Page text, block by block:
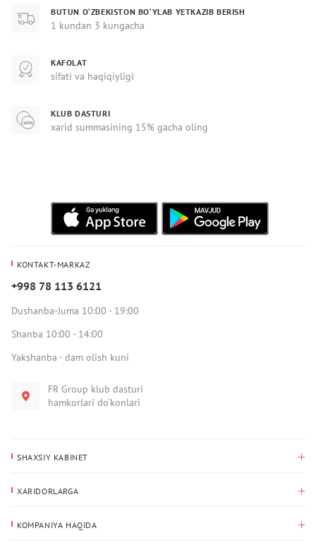
BUTUN O‘ZBEKISTON BO‘YLAB YETKAZIB BERISH
1 kundan 3 kungacha
KAFOLAT
sifati va haqiqiyligi
KLUB DASTURI
xarid summasining 15% gacha oling
KONTAKT-MARKAZ
+998 78 113 6121
Dushanba-Juma 10:00 - 19:00
Shanba 10:00 - 14:00
Yakshanba - dam olish kuni
FR Group klub dasturi
hamkorlari do‘konlari
SHAXSIY KABINET
Yetkazib berish manzili
XARIDORLARGA
KOMPANIYA HAQIDA